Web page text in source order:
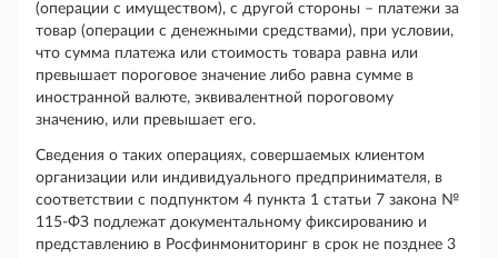
(операции с имуществом), с другой стороны – платежи за
товар (операции с денежными средствами), при условии,
что сумма платежа или стоимость товара равна или
превышает пороговое значение либо равна сумме в
иностранной валюте, эквивалентной пороговому
значению, или превышает его.
Сведения о таких операциях, совершаемых клиентом
организации или индивидуального предпринимателя, в
соответствии с подпунктом 4 пункта 1 статьи 7 закона №
115-ФЗ подлежат документальному фиксированию и
представлению в Росфинмониторинг в срок не позднее 3